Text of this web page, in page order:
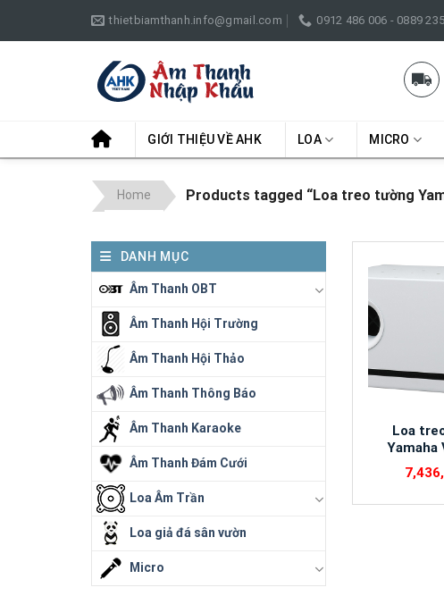
thietbiamthanh.info@gmail.com 0912 486 006 - 0889
GIỚI THIỆU VỀ AHK LOA MICRO
Home Products tagged “Loa treo tường
DANH MỤC
Âm Thanh OBT
Âm Thanh Hội Trường
Âm Thanh Hội Thảo
Âm Thanh Thông Báo
Âm Thanh Karaoke
Âm Thanh Đám Cưới
Loa Âm Trần
Loa giả đá sân vườn
Micro
Loa
Yamaha